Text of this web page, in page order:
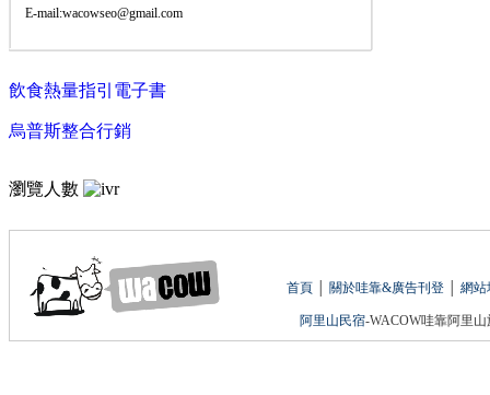
E-mail:wacowseo@gmail.com
飲食熱量指引電子書
烏普斯整合行銷
瀏覽人數
首頁│ 關於哇靠&廣告刊登│ 網站
阿里山民宿-WACOW哇靠阿里山